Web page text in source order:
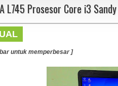
L745 Prosesor Core i3
untuk memperbesar ]